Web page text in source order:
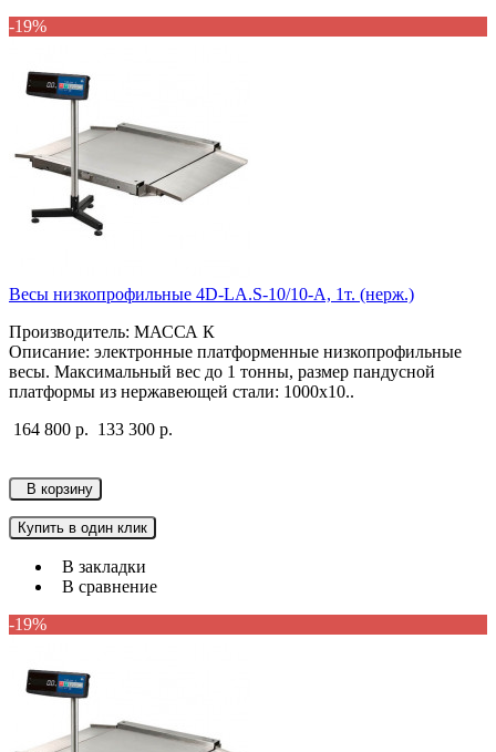
-19%
Весы низкопрофильные 4D-LA.S-10/10-A, 1т. (нерж.)
Производитель: МАССА К
Описание: электронные платформенные низкопрофильные
весы. Максимальный вес до 1 тонны, размер пандусной
платформы из нержавеющей стали: 1000х10..
164 800 р. 133 300 р.
В корзину
Купить в один клик
В закладки
В сравнение
-19%